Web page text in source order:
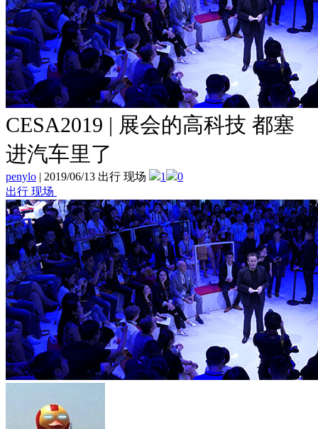
CESA2019 | 展会的高科技 都塞
进汽车里了
penylo | 2019/06/13 出行 现场 1
0
出行 现场